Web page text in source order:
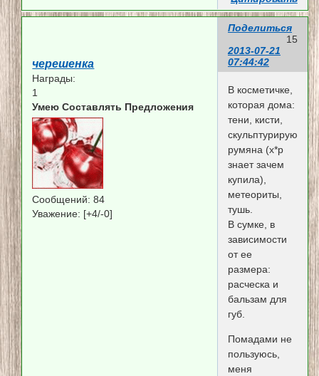
Поделиться
15
2013-07-21
07:44:42
черешенка
Награды:
1
Умею Составлять Предложения
Сообщений: 84
Уважение: [+4/-0]
В косметичке,
которая дома:
тени, кисти,
скульптурирующие
румяна (х*р
знает зачем
купила),
метеориты,
тушь.
В сумке, в
зависимости
от ее
размера:
расческа и
бальзам для
губ.
Помадами не
пользуюсь,
меня